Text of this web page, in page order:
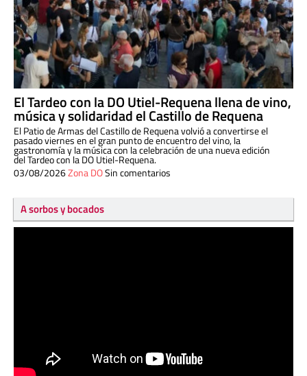
El Tardeo con la DO Utiel-Requena llena de vino,
música y solidaridad el Castillo de Requena
El Patio de Armas del Castillo de Requena volvió a convertirse el
pasado viernes en el gran punto de encuentro del vino, la
gastronomía y la música con la celebración de una nueva edición
del Tardeo con la DO Utiel-Requena.
03/08/2026Zona DOSin comentarios
A sorbos y bocados